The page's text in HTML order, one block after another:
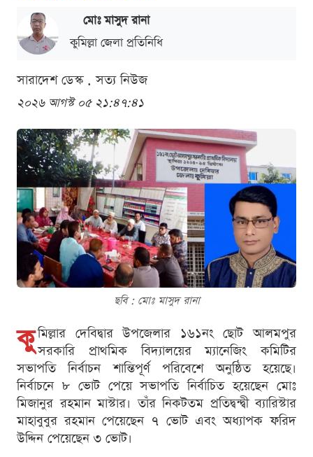
মোঃ মাসুদ রানা
কুমিল্লা জেলা প্রতিনিধি
সারাদেশ ডেস্ক . সত্য নিউজ
২০২৬ আগস্ট ০৫ ২১:৪৭:৪১
ছবি : মোঃ মাসুদ রানা
কু মিল্লার দেবিদ্বার উপজেলার ১৬১নং ছোট আলমপুর
সরকারি প্রাথমিক বিদ্যালয়ের ম্যানেজিং কমিটির
সভাপতি নির্বাচন শান্তিপূর্ণ পরিবেশে অনুষ্ঠিত হয়েছে।
নির্বাচনে ৮ ভোট পেয়ে সভাপতি নির্বাচিত হয়েছেন মোঃ
মিজানুর রহমান মাস্টার। তাঁর নিকটতম প্রতিদ্বন্দ্বী ব্যারিস্টার
মাহাবুবুর রহমান পেয়েছেন ৭ ভোট এবং অধ্যাপক ফরিদ
উদ্দিন পেয়েছেন ৩ ভোট।